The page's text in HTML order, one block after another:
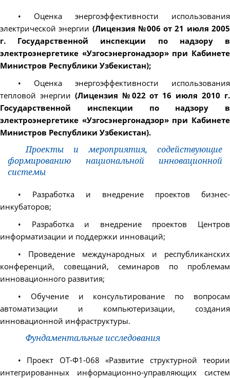
• Оценка энергоэффективности использования
электрической энергии (Лицензия №006 от 21 июля 2005
г. Государственной инспекции по надзору в
электроэнергетике «Узгосэнергонадзор» при Кабинете
Министров Республики Узбекистан);
• Оценка энергоэффективности использования
тепловой энергии (Лицензия №022 от 16 июля 2010 г.
Государственной инспекции по надзору в
электроэнергетике «Узгосэнергонадзор» при Кабинете
Министров Республики Узбекистан).
Проекты и мероприятия, содействующие
формированию национальной инновационной
системы
• Разработка и внедрение проектов бизнес-
инкубаторов;
• Разработка и внедрение проектов Центров
информатизации и поддержки инноваций;
• Проведение международных и республиканских
конференций, совещаний, семинаров по проблемам
инновационного развития;
• Обучение и консультирование по вопросам
автоматизации и компьютеризации, создания
инновационной инфраструктуры.
Фундаментальные исследования
• Проект ОТ-Ф1-068 «Развитие структурной теории
интегрированных информационно-управляющих систем